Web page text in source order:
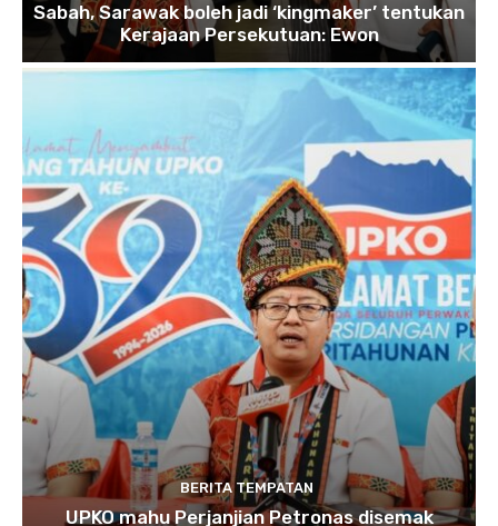
Sabah, Sarawak boleh jadi ‘kingmaker’ tentukan
Kerajaan Persekutuan: Ewon
BERITA TEMPATAN
UPKO mahu Perjanjian Petronas disemak